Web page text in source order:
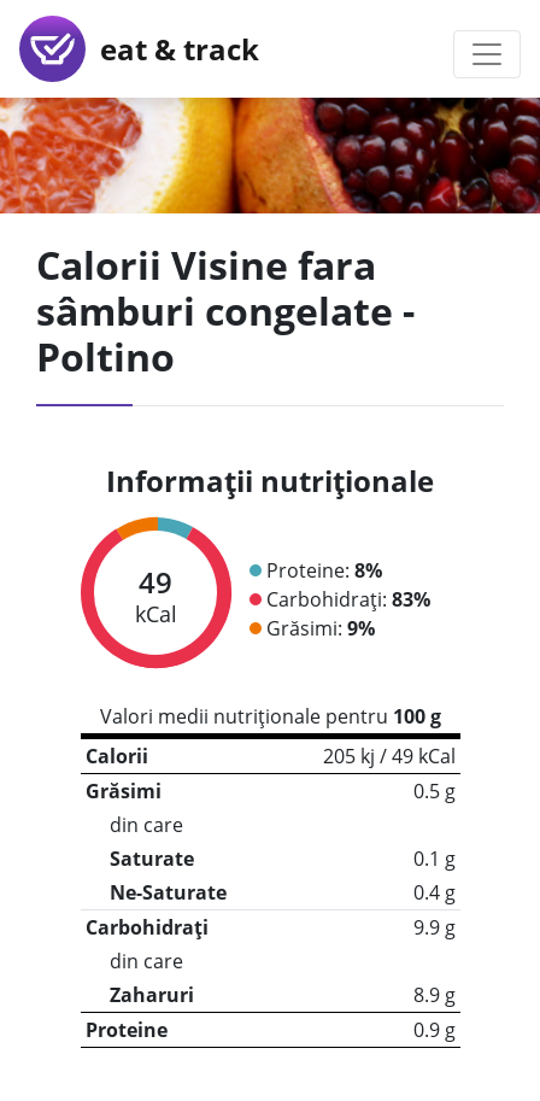
eat & track
Calorii Visine fara
sâmburi congelate -
Poltino
Informații nutriționale
49
kCal
Proteine: 8%
Carbohidrați: 83%
Grăsimi: 9%
Valori medii nutriționale pentru 100 g
Calorii
205 kj / 49 kCal
Grăsimi
0.5 g
din care
Saturate
0.1 g
Ne-Saturate
0.4 g
Carbohidrați
9.9 g
din care
Zaharuri
8.9 g
Proteine
0.9 g